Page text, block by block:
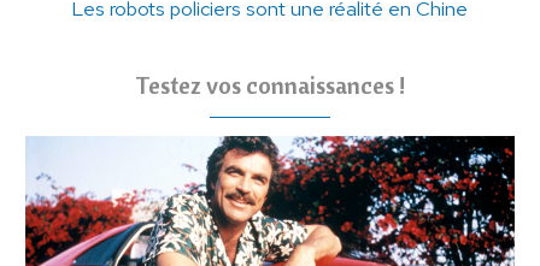
Les robots policiers sont une réalité en Chine
Testez vos connaissances !